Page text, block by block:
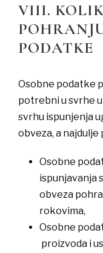
VIII.
PODATKE
Osobne podatke
potrebni u svrhe
svrhu ispunjenja
obveza, a
​Osobne
ispunjavanja
obveza
rokovima,
​Osobne
proizvoda i